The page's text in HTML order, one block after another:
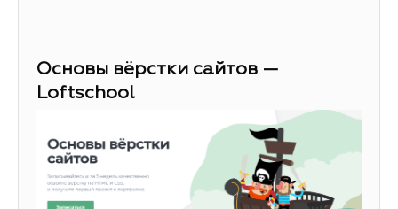
Основы вёрстки сайтов —
Loftschool